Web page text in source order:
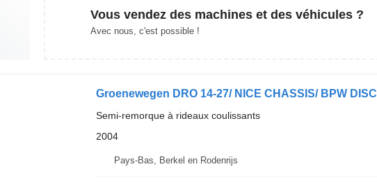
Vous vendez des machines et des véhicules ?
Avec nous, c'est possible !
Groenewegen DRO 14-27/ NICE CHASSIS/ BPW DISC
Semi-remorque à rideaux coulissants
2004
Pays-Bas, Berkel en Rodenrijs